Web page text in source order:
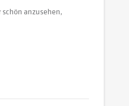
anzusehen,